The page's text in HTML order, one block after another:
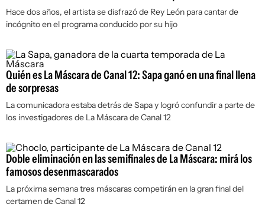
Hace dos años, el artista se disfrazó de Rey León para cantar de
incógnito en el programa conducido por su hijo
Quién es La Máscara de Canal 12: Sapa ganó en una final llena
de sorpresas
La comunicadora estaba detrás de Sapa y logró confundir a parte de
los investigadores de La Máscara de Canal 12
Doble eliminación en las semifinales de La Máscara: mirá los
famosos desenmascarados
La próxima semana tres máscaras competirán en la gran final del
certamen de Canal 12